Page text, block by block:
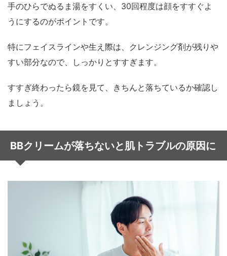
手のひらでぬるま湯をすくい、30回程度は顔をすすぐよ
うにするのがポイントです。
特にフェイスラインや生え際は、クレンジング剤が残りや
すい部分なので、しっかりとすすぎます。
すすぎ終わったら鏡を見て、きちんと落ちているか確認し
ましょう。
BBクリームが落ちないと肌トラブルの原因に